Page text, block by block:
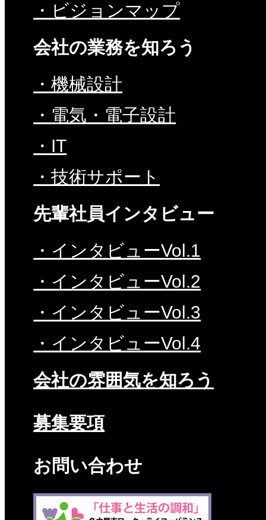
・ビジョンマップ
会社の業務を知ろう
・機械設計
・電気・電子設計
・IT
・技術サポート
先輩社員インタビュー
・インタビューVol.1
・インタビューVol.2
・インタビューVol.3
・インタビューVol.4
会社の雰囲気を知ろう
募集要項
お問い合わせ